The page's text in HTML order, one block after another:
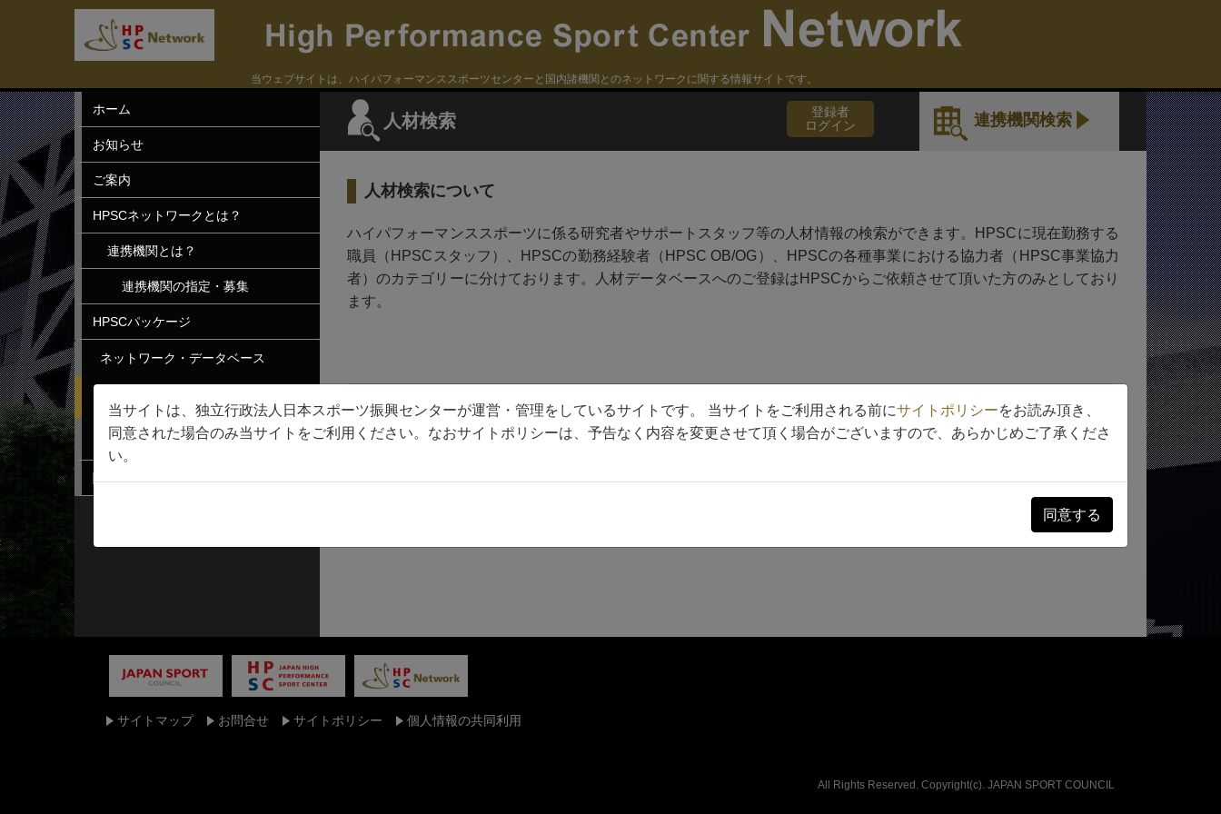
当ウェブサイトは、ハイパフォーマンススポーツセンターと国内諸機関とのネットワークに関する情報サイトです。
ホーム
お知らせ
ご案内
HPSCネットワークとは？
連携機関とは？
連携機関の指定・募集
HPSCパッケージ
ネットワーク・データベース
連携機関検索
人材検索
登録者
ログイン
連携機関検索
人材検索について
ハイパフォーマンススポーツに係る研究者やサポートスタッフ等の人材情報の検索ができます。HPSCに現在勤務する
職員（HPSCスタッフ）、HPSCの勤務経験者（HPSC OB/OG）、HPSCの各種事業における協力者（HPSC事業協力
者）のカテゴリーに分けております。人材データベースへのご登録はHPSCからご依頼させて頂いた方のみとしており
ます。
Error:
404 Not Found. （指定の記事等がありません）
サイトマップ お問合せ サイトポリシー 個人情報の共同利用
All Rights Reserved. Copyright(c). JAPAN SPORT COUNCIL
当サイトは、独立行政法人日本スポーツ振興センターが運営・管理をしているサイトです。 当サイトをご利用される前にサイトポリシーをお読み頂き、
同意された場合のみ当サイトをご利用ください。なおサイトポリシーは、予告なく内容を変更させて頂く場合がございますので、あらかじめご了承くださ
い。
同意する